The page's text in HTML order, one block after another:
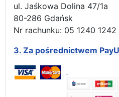
ul. Jaśkowa Dolina 47/1a
80-286 Gdańsk
Nr rachunku: 05 1240 1242
3. Za pośrednictwem